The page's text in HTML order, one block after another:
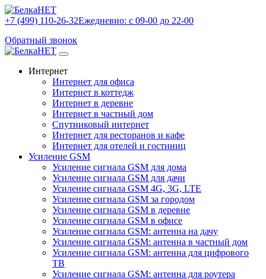
+7 (499) 110-26-32Ежедневно: с 09-00 до 22-00
Обратный звонок
Интернет
Интернет для офиса
Интернет в коттедж
Интернет в деревне
Интернет в частный дом
Спутниковый интернет
Интернет для ресторанов и кафе
Интернет для отелей и гостиниц
Усиление GSM
Усиление сигнала GSM для дома
Усиление сигнала GSM для дачи
Усиление сигнала GSM 4G, 3G, LTE
Усиление сигнала GSM за городом
Усиление сигнала GSM в деревне
Усиление сигнала GSM в офисе
Усиление сигнала GSM: антенна на дачу
Усиление сигнала GSM: антенна в частный дом
Усиление сигнала GSM: антенна для цифрового
ТВ
Усиление сигнала GSM: антенна для роутера